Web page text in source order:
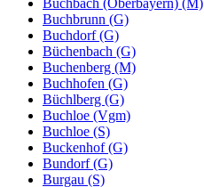
Buchbrunn (G)
Buchdorf (G)
Büchenbach (G)
Buchenberg (M)
Buchhofen (G)
Büchlberg (G)
Buchloe (Vgm)
Buchloe (S)
Buckenhof (G)
Bundorf (G)
Burgau (S)